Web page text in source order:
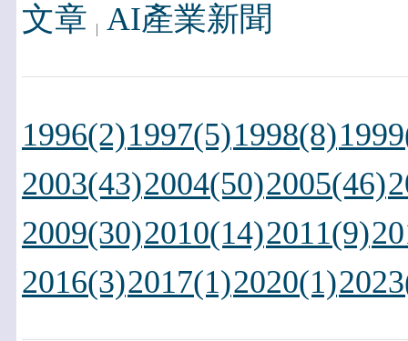
文章 AI產業新聞
1996(2)1997(5)1998(8)
2003(43)2004(50)2005(46)
2009(30)2010(14)2011(9)
2016(3)2017(1)2020(1)